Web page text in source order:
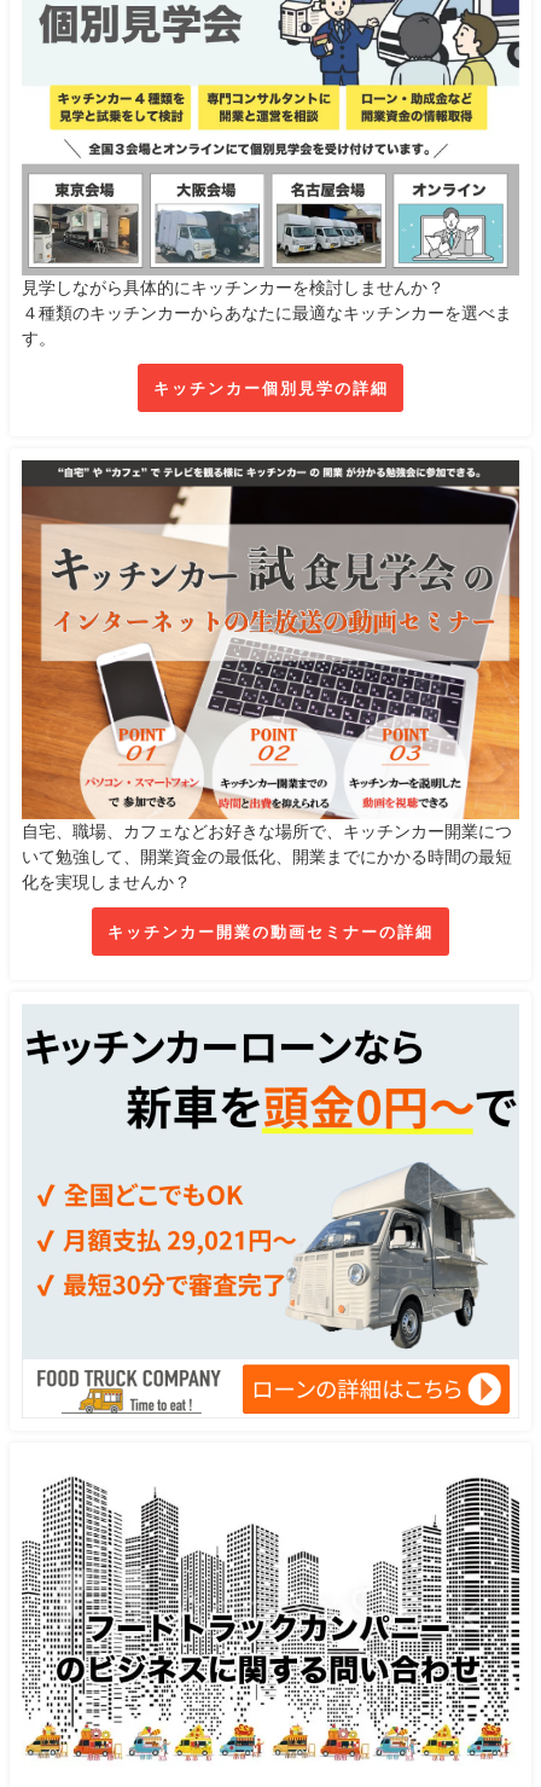
見学しながら具体的にキッチンカーを検討しませんか？
４種類のキッチンカーからあなたに最適なキッチンカーを選べま
す。
キッチンカー個別見学の詳細
自宅、職場、カフェなどお好きな場所で、キッチンカー開業につ
いて勉強して、開業資金の最低化、開業までにかかる時間の最短
化を実現しませんか？
キッチンカー開業の動画セミナーの詳細